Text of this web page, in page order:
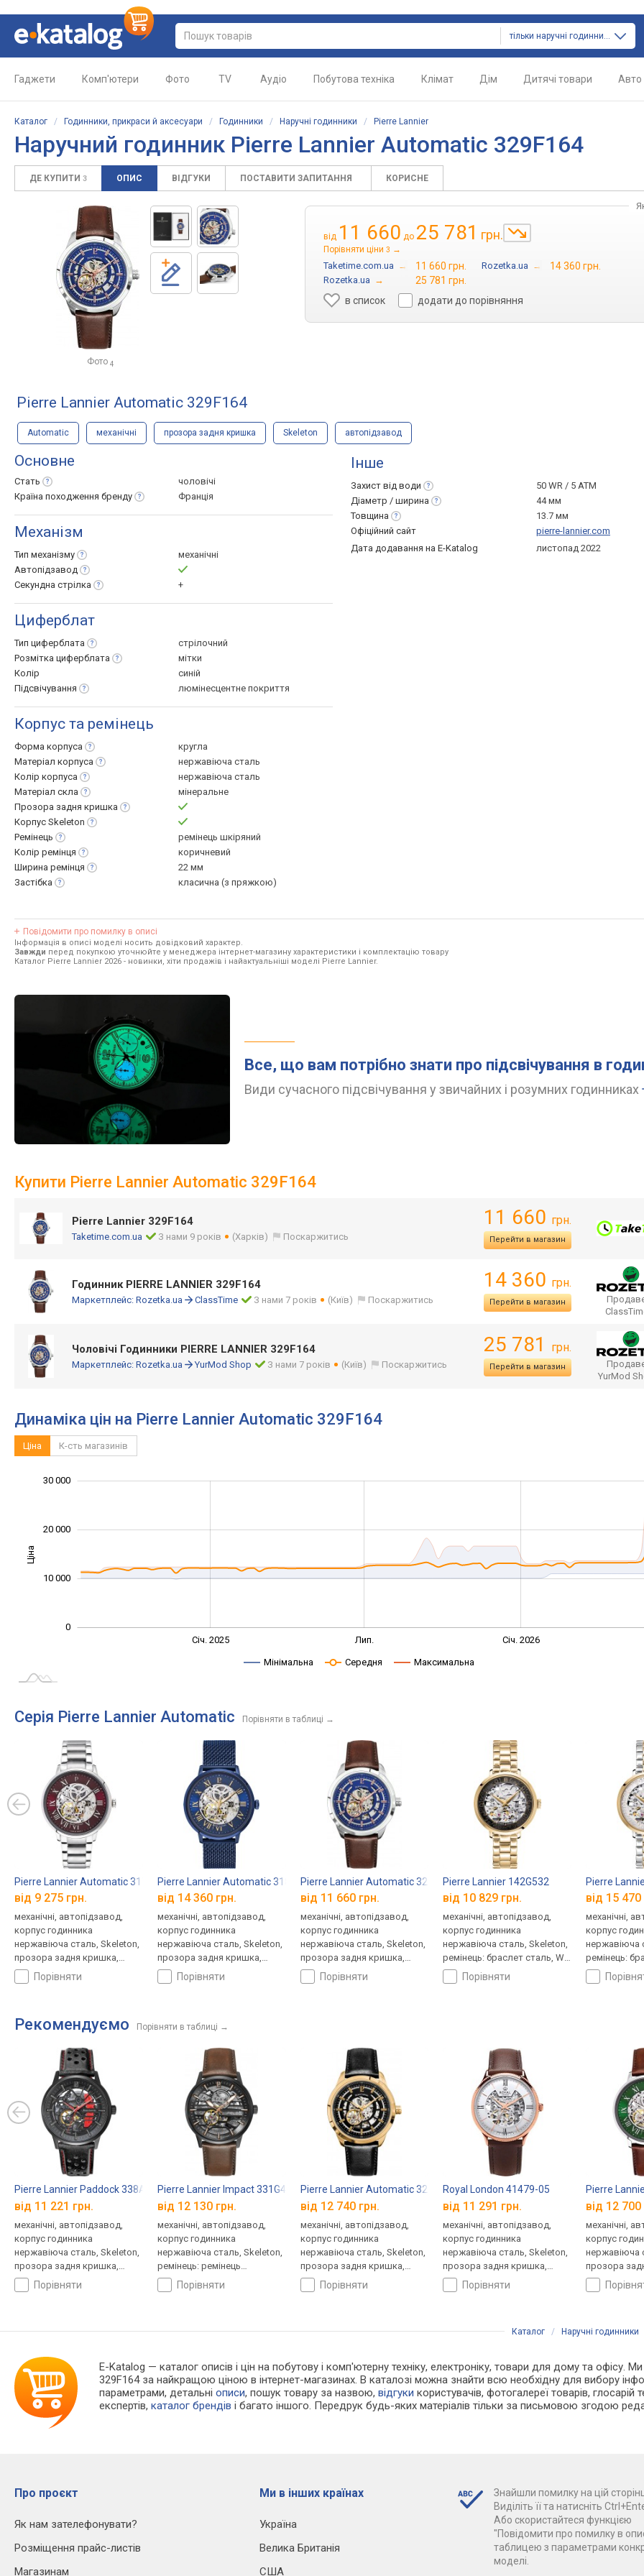
тільки наручні годинники
Гаджети Комп'ютери Фото TV Аудіо Побутова техніка Клімат Дім Дитячі товари Авто
Каталог / Годинники, прикраси й аксесуари / Годинники / Наручні годинники / Pierre Lannier
Наручний годинник Pierre Lannier Automatic 329F164
ДЕ КУПИТИ 3 ОПИС ВІДГУКИ ПОСТАВИТИ ЗАПИТАННЯ КОРИСНЕ
Фото 4
від 11 660 до 25 781 грн.
Порівняти ціни 3 →
Taketime.com.ua → 11 660 грн. Rozetka.ua → 14 360 грн.
Rozetka.ua →
25 781 грн.
в список
додати до порівняння
Pierre Lannier Automatic 329F164
Automatic механічні прозора задня кришка Skeleton автопідзавод
Основне
Стать
чоловічі
Країна походження бренду Франція
Механізм
Тип механізму
механічні
Автопідзавод
Секундна стрілка +
Циферблат
Тип циферблата
стрілочний
Розмітка циферблата
мітки
Колір
синій
Підсвічування
люмінесцентне покриття
Корпус та ремінець
Форма корпуса
кругла
Матеріал корпуса
нержавіюча сталь
Колір корпуса
нержавіюча сталь
Матеріал скла
мінеральне
Прозора задня кришка
Корпус Skeleton
Ремінець
ремінець шкіряний
Колір ремінця
коричневий
Ширина ремінця
22 мм
Застібка
класична (з пряжкою)
Інше
Захист від води
50 WR / 5 ATM
Діаметр / ширина
44 мм
Товщина
13.7 мм
Офіційний сайт
pierre-lannier.com
Дата додавання на E-Katalog
листопад 2022
Повідомити про помилку в описі
Інформація в описі моделі носить довідковий характер.
Завжди перед покупкою уточнюйте у менеджера інтернет-магазину характеристики і комплектацію товару
Каталог Pierre Lannier 2026 - новинки, хіти продажів і найактуальніші моделі Pierre Lannier.
Все, що вам потрібно знати про підсвічування в
Види сучасного підсвічування у звичайних і розумних годинниках
Купити Pierre Lannier Automatic 329F164
Pierre Lannier 329F164
Taketime.com.ua З нами 9 років (Харків) Поскаржитись
11 660 грн.
Перейти в магазин
Годинник PIERRE LANNIER 329F164
Маркетплейс: Rozetka.ua ClassTime З нами 7 років (Київ) Поскаржитись
14 360 грн.
Перейти в магазин
Чоловічі Годинники PIERRE LANNIER 329F164
Маркетплейс: Rozetka.ua YurMod Shop З нами 7 років (Київ) Поскаржитись
25 781 грн.
Перейти в магазин
YurMod
Динаміка цін на Pierre Lannier Automatic 329F164
Ціна К-сть магазинів
Ціна
0
10 000
20 000
30 000
Січ. 2025 Лип. Січ. 2026
Мінімальна Середня Максимальна
Серія Pierre Lannier Automatic Порівняти в таблиці →
Pierre Lannier Automatic 317B151
від 9 275 грн.
механічні, автопідзавод,
корпус годинника
нержавіюча сталь, Skeleton,
прозора задня кришка,
ремінець: браслет сталь, WR
50, Франція
порівняти
Pierre Lannier Automatic 318B468
від 14 360 грн.
механічні, автопідзавод,
корпус годинника
нержавіюча сталь, Skeleton,
прозора задня кришка,
ремінець: міланський
браслет, WR 50, Франція
порівняти
Pierre Lannier Automatic 329F164
від 11 660 грн.
механічні, автопідзавод,
корпус годинника
нержавіюча сталь, Skeleton,
прозора задня кришка,
ремінець: ремінець
шкіряний, WR 50, Франція
порівняти
Pierre Lannier 142G532
від 10 829 грн.
механічні, автопідзавод,
корпус годинника
нержавіюча сталь, Skeleton,
ремінець: браслет сталь, WR
30, Франціяпорівняти
Pierre
від 15 470
механічні,
корпус
нержавіюча
ремінець:
30, Франція
Рекомендуємо Порівняти в таблиці →
Pierre Lannier Paddock 338A433
від 11 221 грн.
механічні, автопідзавод,
корпус годинника
нержавіюча сталь, Skeleton,
прозора задня кришка,
ремінець: ремінець
шкіряний, WR 50, Франція
порівняти
Pierre Lannier Impact 331G434
від 12 130 грн.
механічні, автопідзавод,
корпус годинника
нержавіюча сталь, Skeleton,
ремінець: ремінець
шкіряний, WR 50, Франція
порівняти
Pierre Lannier Automatic 326C033
від 12 740 грн.
механічні, автопідзавод,
корпус годинника
нержавіюча сталь, Skeleton,
прозора задня кришка,
ремінець: ремінець
шкіряний, WR 50, Франція
порівняти
Royal London 41479-05
від 11 291 грн.
механічні, автопідзавод,
корпус годинника
нержавіюча сталь, Skeleton,
прозора задня кришка,
ремінець: ремінець
шкіряний, WR 50, Велика
порівняти
Pierre
від 12 700
механічні,
корпус
нержавіюча
прозора
ремінець:
шкіряний,
Каталог / Наручні годинники
E-Katalog — каталог описів і цін на побутову і комп'ютерну техніку, електроніку, товари для дому та
329F164 за найкращою ціною в інтернет-магазинах. В каталозі можна знайти всю необхідну для вибору
параметрами, детальніописи, пошук товару за назвою,відгуки користувачів, фотогалереї товарів, глосарій
експертів,каталог брендів і багато іншого. Передрук будь-яких матеріалів тільки за письмовою згодою
Про проєкт
Як нам зателефонувати?
Розміщення прайс-листів
Магазинам
Ми в інших країнах
Україна
Велика Британія
США
Знайшли помилку на цій
Виділіть її та натисніть
Або скористайтеся функцією
"Повідомити про помилку в
таблицею з параметрами
моделі.